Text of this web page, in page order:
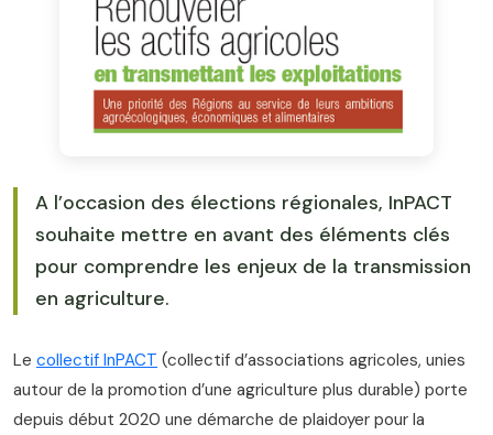
A l’occasion des élections régionales, InPACT
souhaite mettre en avant des éléments clés
pour comprendre les enjeux de la transmission
en agriculture.
Le collectif InPACT (collectif d’associations agricoles, unies
autour de la promotion d’une agriculture plus durable) porte
depuis début 2020 une démarche de plaidoyer pour la